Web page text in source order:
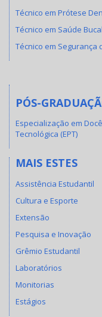
Técnico em Prótese
Técnico em Saúde Bucal
Técnico em Segurança
PÓS-
Especialização em
Tecnológica (EPT)
MAIS ESTES
Assistência Estudantil
Cultura e Esporte
Extensão
Pesquisa e Inovação
Grêmio Estudantil
Laboratórios
Monitorias
Estágios